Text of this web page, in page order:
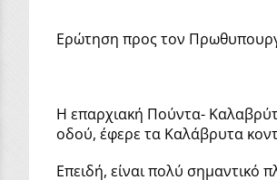
Ερώτηση προς τον
Η επαρχιακή Πούντα-
οδού, έφερε τα Καλάβρυτα
Επειδή, είναι πολύ σηµαντικό